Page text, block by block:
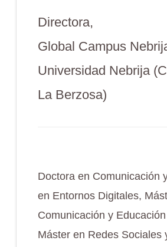
Directora,
Global Campus
Universidad Nebrija
La Berzosa)
Doctora en Comunicación
en Entornos Digitales,
Comunicación y
Máster en Redes Sociales